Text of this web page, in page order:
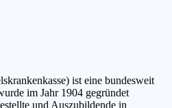
ist eine bundesweit
im Jahr 1904 gegründet
und Auszubildende in